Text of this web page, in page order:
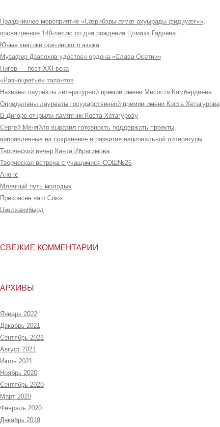
Праздничное мероприятие «Сæрибары æмæ ахуырады фидиуæг»»,
посвященное 140-летию со дня рождения Цомака Гадиева.
Юные знатоки осетинского языка
Музафер Дзасохов удостоен ордена «Слава Осетии»
Нигер — поэт XXI века
«Разноцветье» талантов
Названы лауреаты литературной премии имени Мисоста Камбердиева
Определены лауреаты государственной премии имени Коста Хетагурова
В Дигоре открыли памятник Коста Хетагурову
Сергей Меняйло выразил готовность поддержать проекты,
направленные на сохранение и развитие национальной литературы
Творческий вечер Канта Ибрагимова
Творческая встреча с учащимися СОШ№26
Анонс
Млечный путь молодых
Прекрасен наш Союз
Цæлхæмбырд
СВЕЖИЕ КОММЕНТАРИИ
АРХИВЫ
Январь 2022
Декабрь 2021
Сентябрь 2021
Август 2021
Июль 2021
Ноябрь 2020
Сентябрь 2020
Март 2020
Февраль 2020
Декабрь 2019